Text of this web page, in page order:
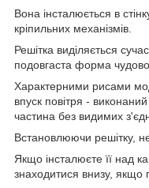
Вона інсталюється в
кріпильних механізмів.
Решітка виділяється
подовгаста форма
Характерними рисами
впуск повітря -
частина без видимих
Встановлюючи решітку,
Якщо інсталюєте її над
знаходитися внизу, якщо